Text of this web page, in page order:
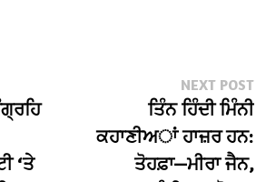
‘ਤੇ
NEXT POST
ਤਿੰਨ ਹਿੰਦੀ ਮਿੰਨੀ
ਕਹਾਣੀਅਾਂ ਹਾਜ਼ਰ ਹਨ:
ਤੋਹਫ਼ਾ—ਮੀਰਾ ਜੈਨ,